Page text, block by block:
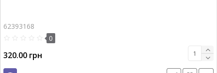
62393168
0
320.00 грн